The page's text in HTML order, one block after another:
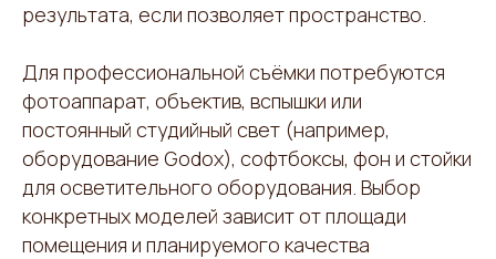
результата, если позволяет пространство.
Для профессиональной съёмки потребуются
фотоаппарат, объектив, вспышки или
постоянный студийный свет (например,
оборудование Godox), софтбоксы, фон и стойки
для осветительного оборудования. Выбор
конкретных моделей зависит от площади
помещения и планируемого качества